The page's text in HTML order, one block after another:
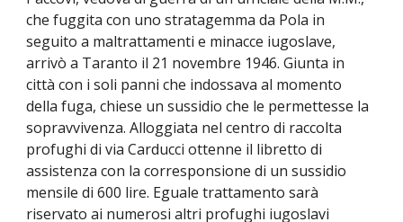
che fuggita con uno stratagemma da Pola in
seguito a maltrattamenti e minacce iugoslave,
arrivò a Taranto il 21 novembre 1946. Giunta in
città con i soli panni che indossava al momento
della fuga, chiese un sussidio che le permettesse la
sopravvivenza. Alloggiata nel centro di raccolta
profughi di via Carducci ottenne il libretto di
assistenza con la corresponsione di un sussidio
mensile di 600 lire. Eguale trattamento sarà
riservato ai numerosi altri profughi iugoslavi